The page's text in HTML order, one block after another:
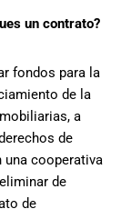
un contrato?
fondos para la
de la
a
de
una cooperativa
de
de